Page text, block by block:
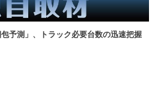
予測」、トラック必要台数の迅速把握